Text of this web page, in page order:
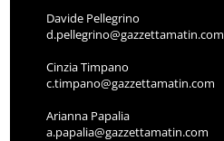
Davide Pellegrino
d.pellegrino@gazzettamatin.com
Cinzia Timpano
c.timpano@gazzettamatin.com
Arianna Papalia
a.papalia@gazzettamatin.com